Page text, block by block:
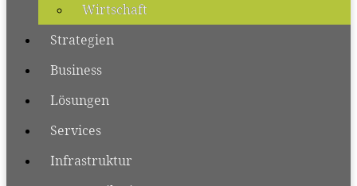
Wirtschaft
Strategien
Business
Lösungen
Services
Infrastruktur